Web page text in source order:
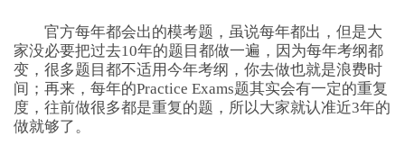
官方每年都会出的模考题，虽说每年都出，但是大
家没必要把过去10年的题目都做一遍，因为每年考纲都
变，很多题目都不适用今年考纲，你去做也就是浪费时
间；再来，每年的Practice Exams题其实会有一定的重复
度，往前做很多都是重复的题，所以大家就认准近3年的
做就够了。